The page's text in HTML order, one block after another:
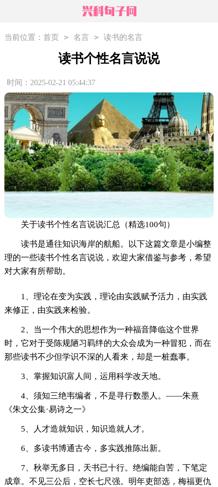
当前位置： 首页 > 名言 > 读书的名言
读书个性名言说说
时间：2025-02-21 05:44:37
关于读书个性名言说说汇总（精选100句）
读书是通往知识海岸的航船。以下这篇文章是小编整
理的一些读书个性名言说说，欢迎大家借鉴与参考，希望
对大家有所帮助。
1、理论在变为实践，理论由实践赋予活力，由实践
来修正，由实践来检验。
2、当一个伟大的思想作为一种福音降临这个世界
时，它对于受陈规陋习羁绊的大众会成为一种冒犯，而在
那些读书不少但学识不深的人看来，却是一桩蠢事。
3、掌握知识富人间，运用科学改天地。
4、须知三绝韦编者，不是寻行数墨人。——朱熹
《朱文公集·易诗之一》
5、人才造就知识，知识造就人才。
6、多读书博通古今，多实践推陈出新。
7、秋举无多日，天书已十行。绝编能自苦，下笔定
成章。不见三公后，空长七尺强。明年吏部选，梅福更仇